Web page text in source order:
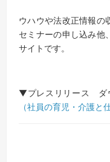
ウハウや法改正情報の
セミナーの申し込み他
サイトです。
▼プレスリリース ダ
（社員の育児・介護と